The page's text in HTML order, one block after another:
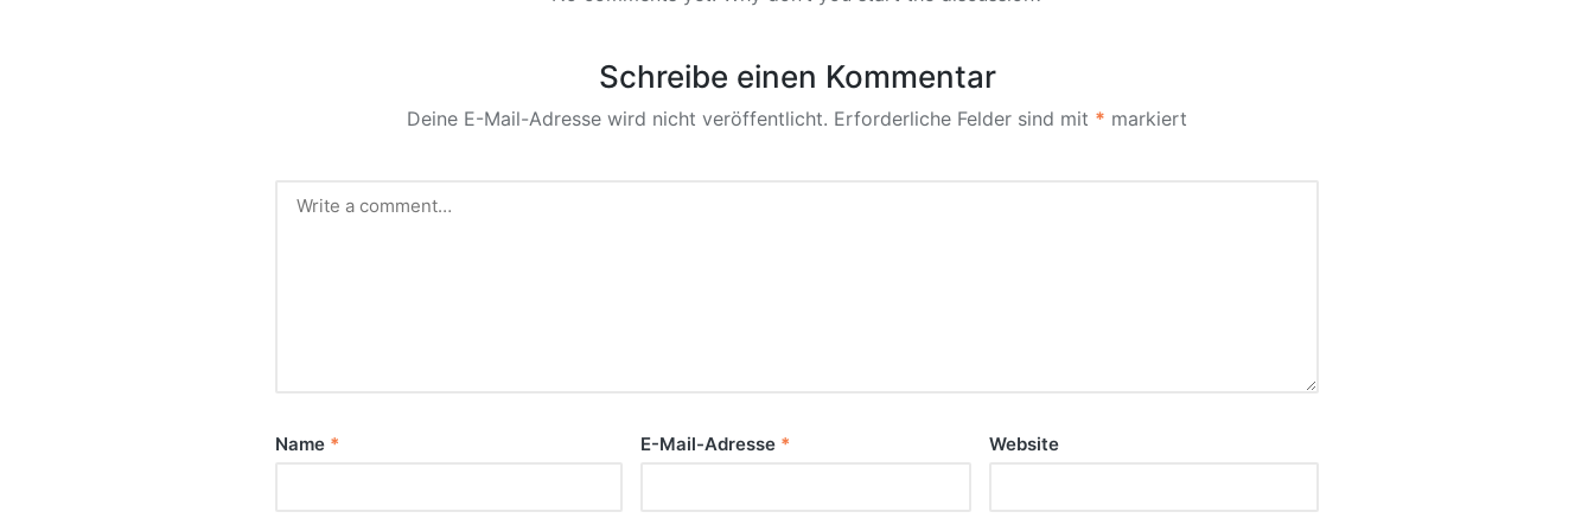
Schreibe einen Kommentar
Deine E-Mail-Adresse wird nicht veröffentlicht. Erforderliche Felder sind mit * markiert
Name * E-Mail-Adresse * Website